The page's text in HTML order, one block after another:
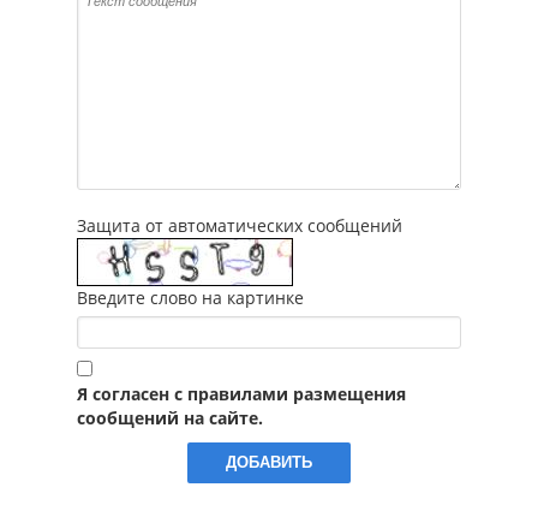
Защита от автоматических сообщений
Введите слово на картинке
Я согласен с правилами размещения
сообщений на сайте.